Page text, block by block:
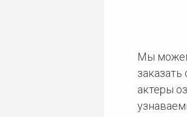
Мы
заказать
актеры